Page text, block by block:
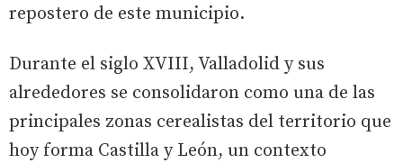
repostero de este municipio.
Durante el siglo XVIII, Valladolid y sus
alrededores se consolidaron como una de las
principales zonas cerealistas del territorio que
hoy forma Castilla y León, un contexto